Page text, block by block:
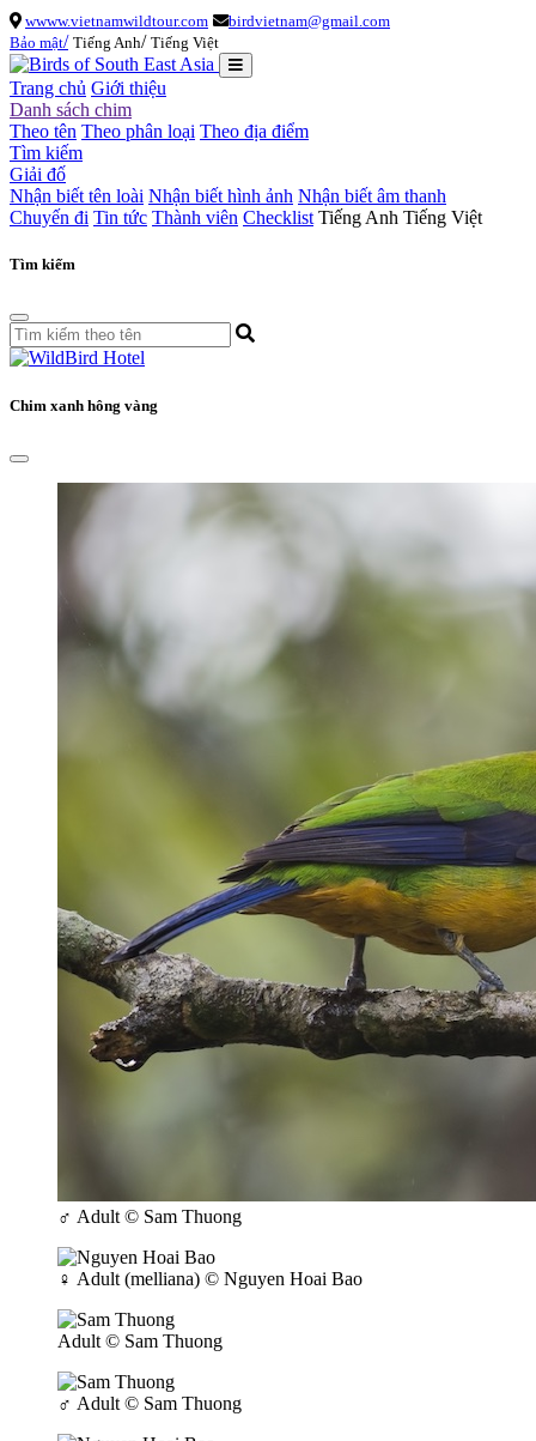
wwww.vietnamwildtour.com
birdvietnam@gmail.com
Bảo mật/ Tiếng Anh/ Tiếng Việt
Trang chủ Giới thiệu
Danh sách chim
Theo tên Theo phân loại Theo địa điểm
Tìm kiếm
Giải đố
Nhận biết tên loài Nhận biết hình ảnh Nhận biết âm thanh
Chuyến đi Tin tức Thành viên Checklist Tiếng Anh Tiếng Việt
Tìm kiếm
Chim xanh hông vàng
♂ Adult © Sam Thuong
♀ Adult (melliana) © Nguyen Hoai Bao
Adult © Sam Thuong
♂ Adult © Sam Thuong